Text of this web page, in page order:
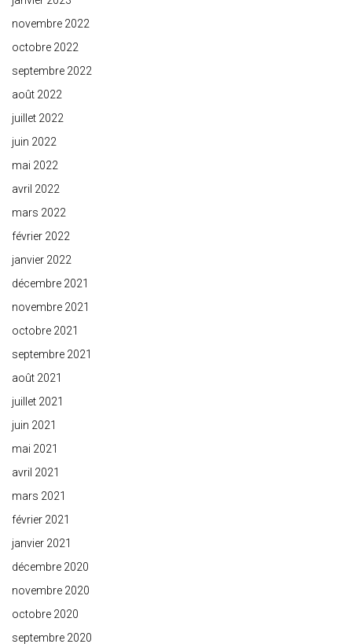
novembre 2022
octobre 2022
septembre 2022
août 2022
juillet 2022
juin 2022
mai 2022
avril 2022
mars 2022
février 2022
janvier 2022
décembre 2021
novembre 2021
octobre 2021
septembre 2021
août 2021
juillet 2021
juin 2021
mai 2021
avril 2021
mars 2021
février 2021
janvier 2021
décembre 2020
novembre 2020
octobre 2020
septembre 2020